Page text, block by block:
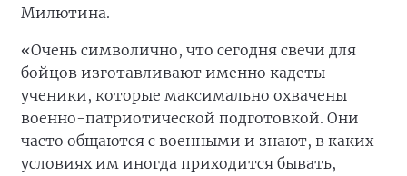
Милютина.
«Очень символично, что сегодня свечи для
бойцов изготавливают именно кадеты —
ученики, которые максимально охвачены
военно-патриотической подготовкой. Они
часто общаются с военными и знают, в каких
условиях им иногда приходится бывать,